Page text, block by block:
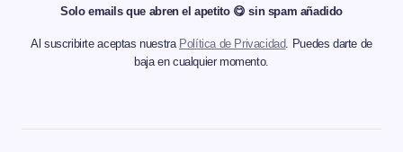
Solo emails que abren el apetito 😋 sin spam añadido
Al suscribirte aceptas nuestra Política de Privacidad. Puedes darte de
baja en cualquier momento.